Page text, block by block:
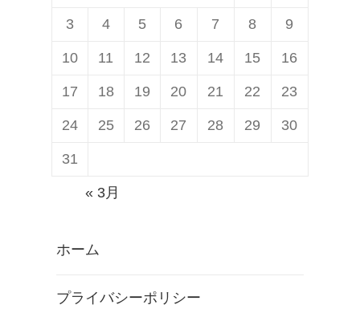
3 4 5 6 7 8 9
10 11 12 13 14 15 16
17 18 19 20 21 22 23
24 25 26 27 28 29 30
31
« 3月
ホーム
プライバシーポリシー